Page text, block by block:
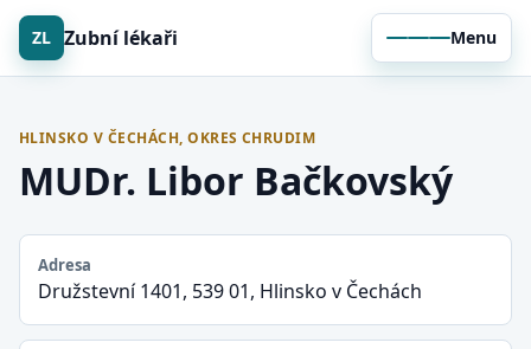
ZL Zubní lékaři Menu
HLINSKO V ČECHÁCH, OKRES CHRUDIM
MUDr. Libor Bačkovský
Adresa
Družstevní 1401, 539 01, Hlinsko v Čechách